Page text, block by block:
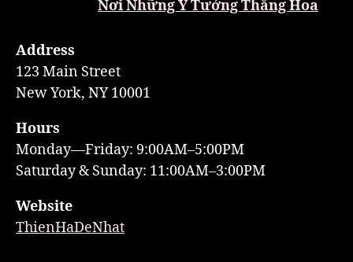
Nơi Những Ý Tưởng Thăng Hoa
Address
123 Main Street
New York, NY 10001
Hours
Monday—Friday: 9:00AM–5:00PM
Saturday & Sunday: 11:00AM–3:00PM
Website
ThienHaDeNhat